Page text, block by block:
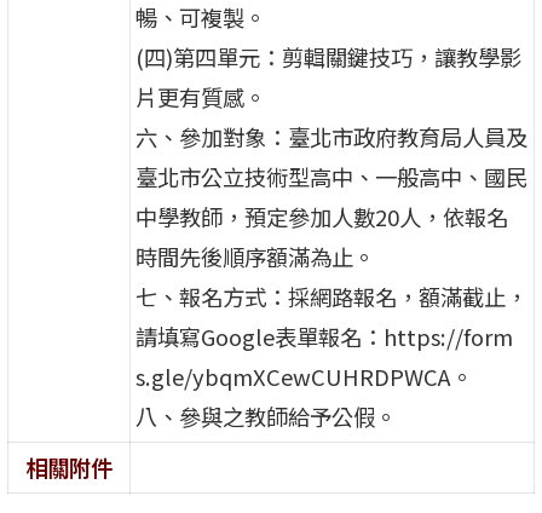
暢、可複製。
(四)第四單元：剪輯關鍵技巧，讓教學影
片更有質感。
六、參加對象：臺北市政府教育局人員及
臺北市公立技術型高中、一般高中、國民
中學教師，預定參加人數20人，依報名
時間先後順序額滿為止。
七、報名方式：採網路報名，額滿截止，
請填寫Google表單報名：https://form
s.gle/ybqmXCewCUHRDPWCA。
八、參與之教師給予公假。
相關附件